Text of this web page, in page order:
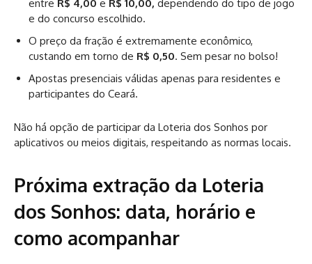
entre R$ 4,00 e R$ 10,00, dependendo do tipo de jogo
e do concurso escolhido.
O preço da fração é extremamente econômico,
custando em torno de R$ 0,50. Sem pesar no bolso!
Apostas presenciais válidas apenas para residentes e
participantes do Ceará.
Não há opção de participar da Loteria dos Sonhos por
aplicativos ou meios digitais, respeitando as normas locais.
Próxima extração da Loteria
dos Sonhos: data, horário e
como acompanhar